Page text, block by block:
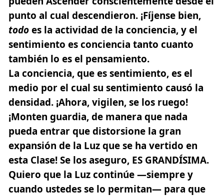
punto al cual descendieron. ¡Fíjense bien,
todoes la actividad de la conciencia, y el
sentimiento es conciencia tanto cuanto
también lo es el pensamiento.
La conciencia, que es sentimiento, es el
medio por el cual su sentimiento causó la
densidad. ¡Ahora, vigilen, se los ruego!
¡Monten guardia, de manera que nada
pueda entrar que distorsione la gran
expansión de la Luz que se ha vertido en
esta Clase! Se los aseguro, ES GRANDÍSIMA.
Quiero que la Luz continúe —siempre y
cuando ustedes se lo permitan— para que